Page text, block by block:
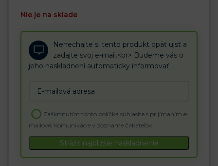
Nie je na sklade
Nenechajte si tento produkt opäť ujsť a
zadajte svoj e-mail.<br> Budeme vás o
jeho naskladnení automaticky informovať.
Zaškrtnutím tohto políčka súhlasíte s prijímaním e-
mailovej komunikácie v zozname čakateľov
your
email
address
to
join
the
waitlist
Strážiť najbližšie naskladnenie